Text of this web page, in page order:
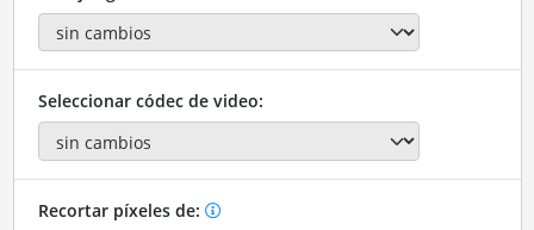
Seleccionar códec de video:
Recortar píxeles de: